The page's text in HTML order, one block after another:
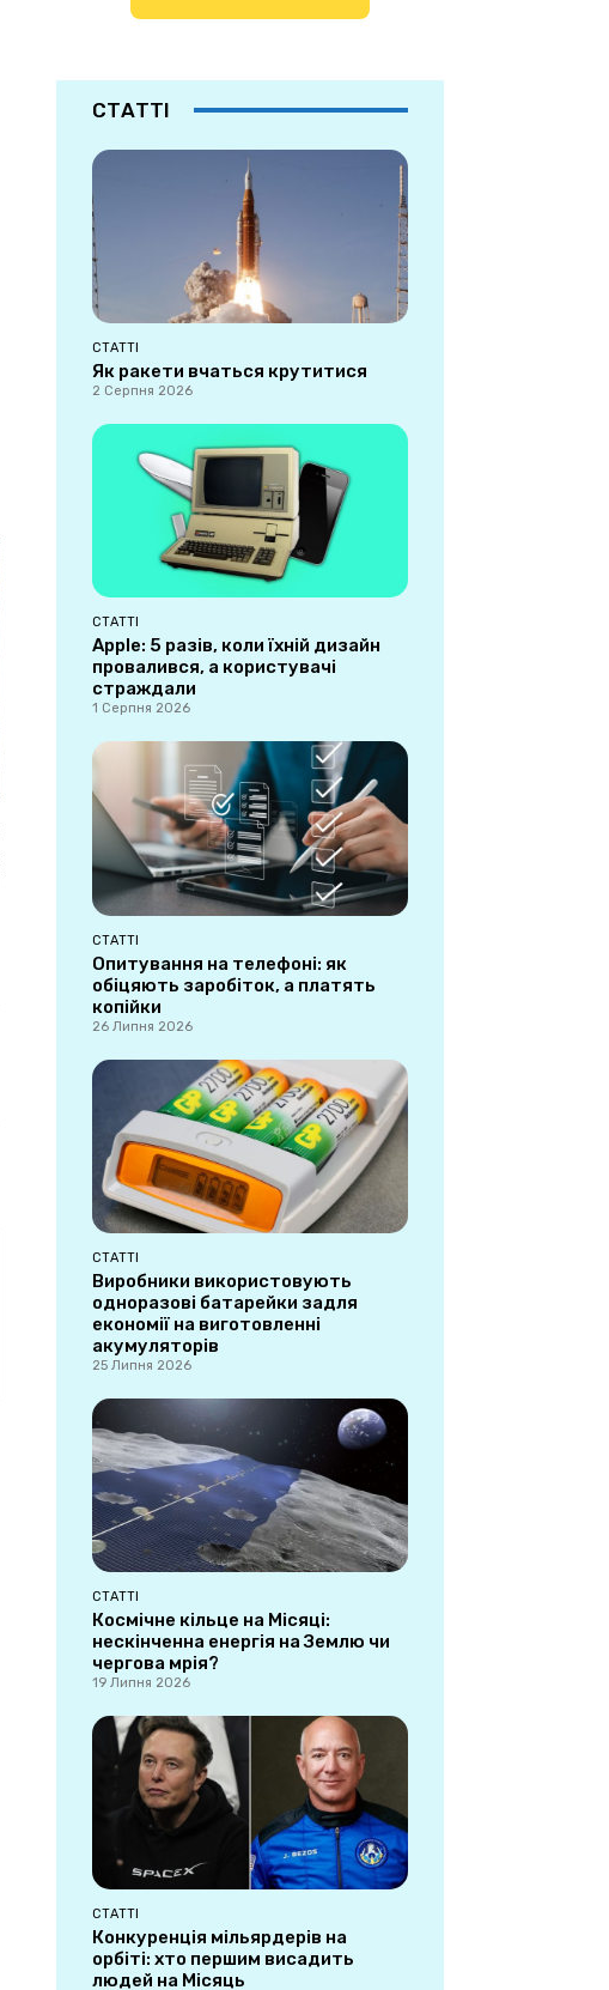
СТАТТІ
СТАТТІ
Як ракети вчаться крутитися
2 Серпня 2026
СТАТТІ
Apple: 5 разів, коли їхній дизайн
провалився, а користувачі
страждали
1 Серпня 2026
СТАТТІ
Опитування на телефоні: як
обіцяють заробіток, а платять
копійки
26 Липня 2026
СТАТТІ
Виробники використовують
одноразові батарейки задля
економії на виготовленні
акумуляторів
25 Липня 2026
СТАТТІ
Космічне кільце на Місяці:
нескінченна енергія на Землю чи
чергова мрія?
19 Липня 2026
СТАТТІ
Конкуренція мільярдерів на
орбіті: хто першим висадить
людей на Місяць